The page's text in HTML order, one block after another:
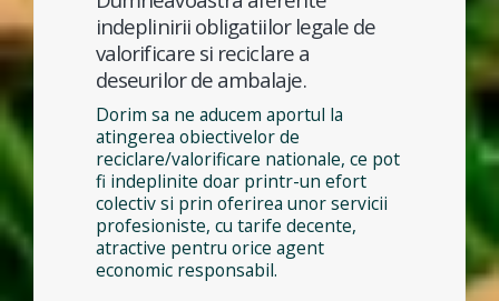
indeplinirii obligatiilor legale de
valorificare si reciclare a
deseurilor de ambalaje.
Dorim sa ne aducem aportul la
atingerea obiectivelor de
reciclare/valorificare nationale, ce pot
fi indeplinite doar printr-un efort
colectiv si prin oferirea unor servicii
profesioniste, cu tarife decente,
atractive pentru orice agent
economic responsabil.